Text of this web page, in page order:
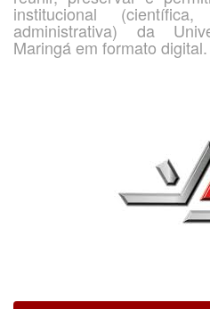
institucional
administrativa) da
Maringá em formato digital.